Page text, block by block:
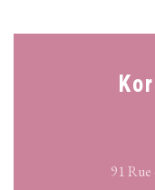
91